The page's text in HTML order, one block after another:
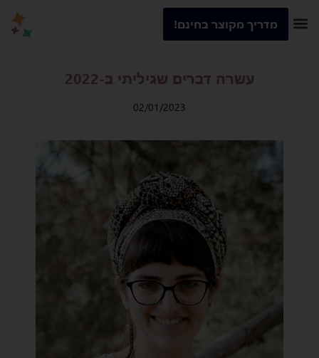
מדריך מקוצר בחינם!
עשרה דברים שגיליתי ב-2022
02/01/2023